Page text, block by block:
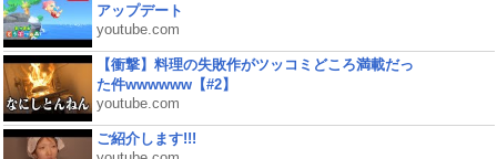
アップデート
youtube.com
【衝撃】料理の失敗作がツッコミどころ満載だっ
た件wwwwww【#2】
youtube.com
ご紹介します!!!